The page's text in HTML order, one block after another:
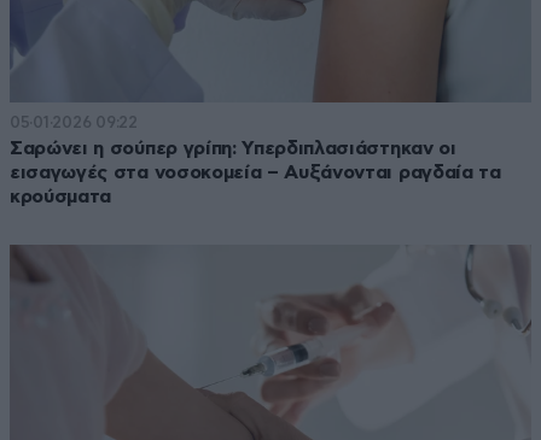
05·01·2026 09:22
Σαρώνει η σούπερ γρίπη: Υπερδιπλασιάστηκαν οι
εισαγωγές στα νοσοκομεία – Αυξάνονται ραγδαία τα
κρούσματα